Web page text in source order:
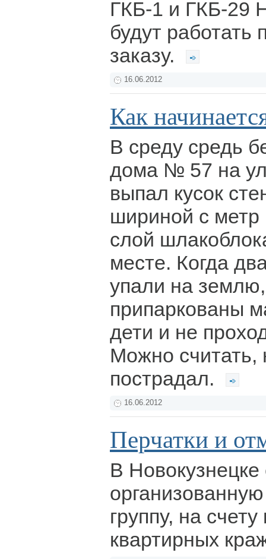
ГКБ-1 и ГКБ-29
будут работать
заказу.
16.06.2012
Как
В среду средь
дома № 57 на
выпал кусок
шириной с метр
слой
месте. Когда
упали на
припаркованы
дети и не
Можно считать,
пострадал.
16.06.2012
Перчатки и
В Новокузнецке
группу, на
квартирных